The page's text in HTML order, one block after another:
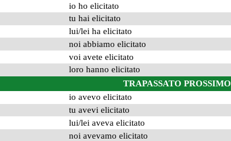
io ho elicitato
tu hai elicitato
lui/lei ha elicitato
noi abbiamo elicitato
voi avete elicitato
loro hanno elicitato
TRAPASSATO PROSSIMO
io avevo elicitato
tu avevi elicitato
lui/lei aveva elicitato
noi avevamo elicitato